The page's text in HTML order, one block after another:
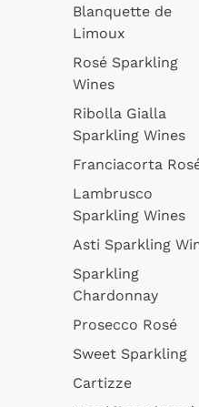
Blanquette de
Limoux
Rosé Sparkling
Wines
Ribolla Gialla
Sparkling Wines
Franciacorta
Lambrusco
Sparkling Wines
Asti Sparkling
Sparkling
Chardonnay
Prosecco Rosé
Sweet Sparkling
Cartizze